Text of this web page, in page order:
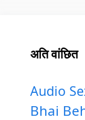
अति वांछित
Audio
Bhai